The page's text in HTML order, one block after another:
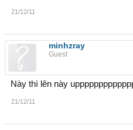
21/12/11
minhzray
Guest
Này thì lên này
21/12/11